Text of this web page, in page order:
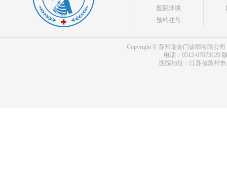
医院环境
预约挂号
Copyright © 苏州瑞金门诊部有限公司
电话：0512-67073120
医院地址：江苏省苏州